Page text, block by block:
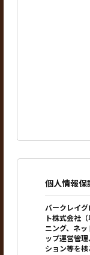
個人情報保
バークレイ
ト株式会社
ニング、ネ
ップ運営管
ション等を